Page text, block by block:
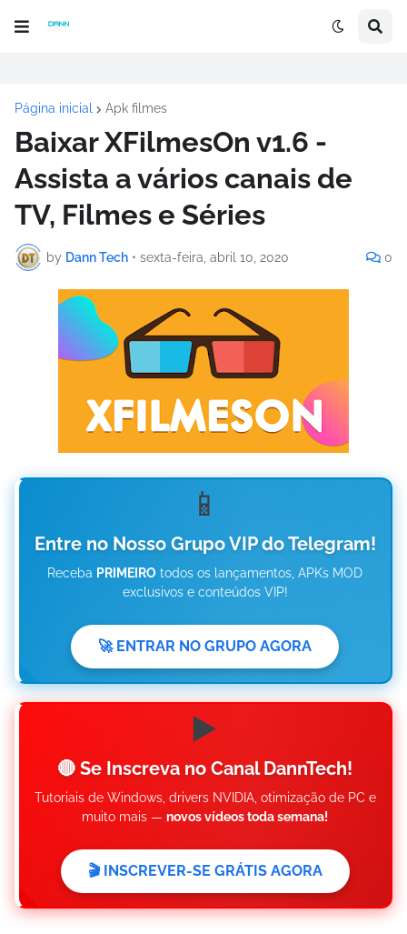
Página inicial Apk filmes
Baixar XFilmesOn v1.6 -
Assista a vários canais de
TV, Filmes e Séries
by Dann Tech • sexta-feira, abril 10, 2020 0
📱
Entre no Nosso Grupo VIP do Telegram!
Receba PRIMEIRO todos os lançamentos, APKs MOD
exclusivos e conteúdos VIP!
🚀 ENTRAR NO GRUPO AGORA
▶️
🔴 Se Inscreva no Canal DannTech!
Tutoriais de Windows, drivers NVIDIA, otimização de PC e
muito mais — novos vídeos toda semana!
🎬 INSCREVER-SE GRÁTIS AGORA